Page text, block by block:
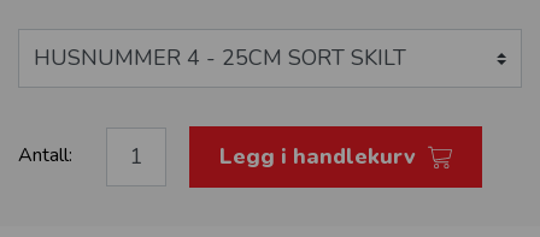
Antall: Legg i handlekurv